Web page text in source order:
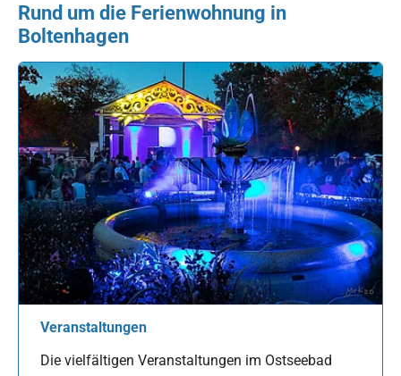
Rund um die Ferienwohnung in
Boltenhagen
Veranstaltungen
Die vielfältigen Veranstaltungen im Ostseebad